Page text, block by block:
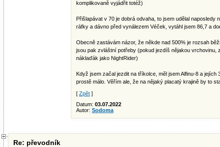
komplikovaně vyjádřit totéž)
Přišlapávat v 70 je dobrá odvaha, to jsem udělal naposledy
ráfky a dávno před vynálezem Véček, vytáhl jsem 86,7 a
Obecně zastávám názor, že někde nad 500% je rozsah
jsou pak zvláštní potřeby (pokud jezdíš nějakou vrchovinu,
náklaďák jako NightRider)
Když jsem začal jezdit na tříkolce, měl jsem Alfinu-8 a
prostě málo. Věřím ale, že na nějaký placatý krajině by to
[ Zpět ]
Datum: 03.07.2022
Autor: Sodoma
Re: převodník